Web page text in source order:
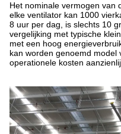
Het nominale vermogen van
elke ventilator kan 1000
8 uur per dag, is slechts 10
vergelijking met typische
met een hoog
kan worden genoemd
operationele kosten